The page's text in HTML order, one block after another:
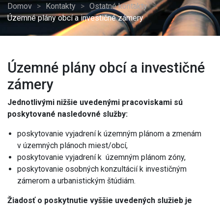
Domov > Kontakty > Ostatné kontakty >
Územné plány obcí a investičné zámery
Územné plány obcí a investičné
zámery
Jednotlivými nižšie uvedenými pracoviskami sú
poskytované nasledovné služby:
poskytovanie vyjadrení k územným plánom a zmenám
v územných plánoch miest/obcí,
poskytovanie vyjadrení k územným plánom zóny,
poskytovanie osobných konzultácií k investičným
zámerom a urbanistickým štúdiám.
Žiadosť o poskytnutie vyššie uvedených služieb je